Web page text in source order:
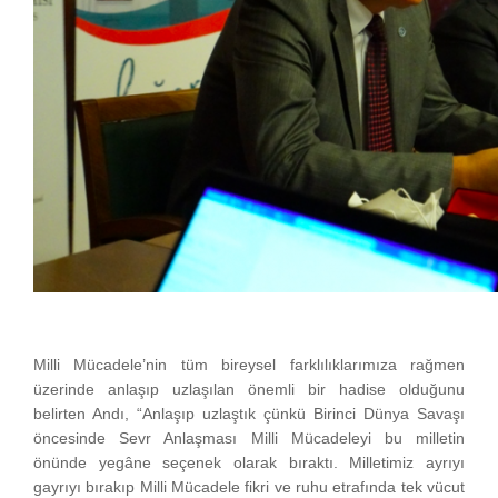
Milli Mücadele’nin tüm bireysel farklılıklarımıza rağmen
üzerinde anlaşıp uzlaşılan önemli bir hadise olduğunu
belirten Andı, “Anlaşıp uzlaştık çünkü Birinci Dünya Savaşı
öncesinde Sevr Anlaşması Milli Mücadeleyi bu milletin
önünde yegâne seçenek olarak bıraktı. Milletimiz ayrıyı
gayrıyı bırakıp Milli Mücadele fikri ve ruhu etrafında tek vücut